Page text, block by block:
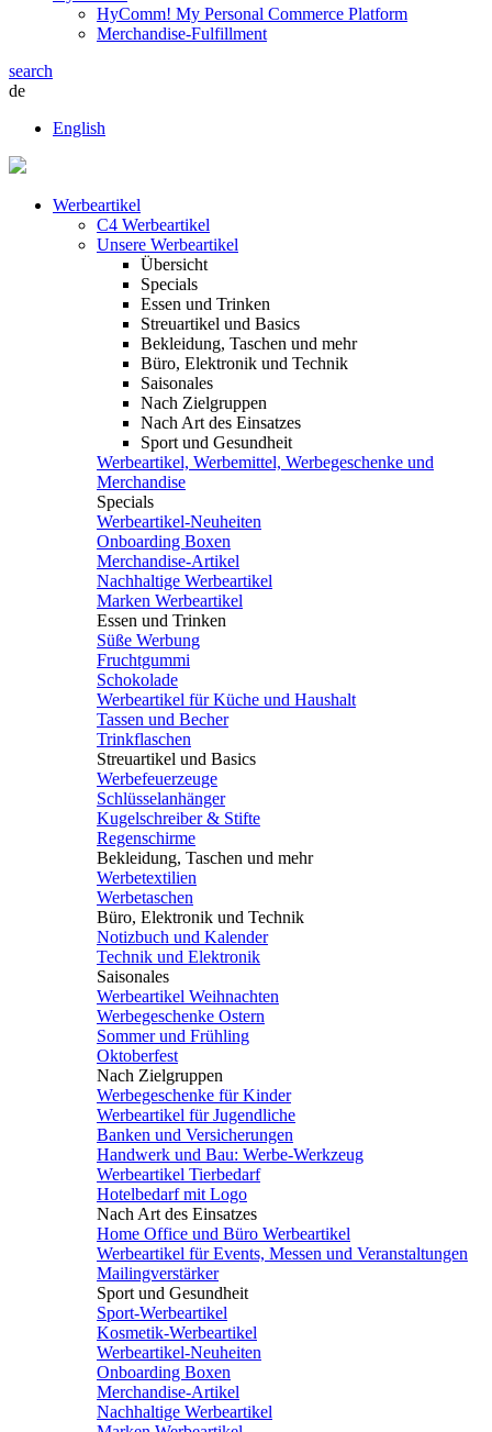
HyComm! My Personal Commerce Platform
Merchandise-Fulfillment
search
de
English
Werbeartikel
C4 Werbeartikel
Unsere Werbeartikel
Übersicht
Specials
Essen und Trinken
Streuartikel und Basics
Bekleidung, Taschen und mehr
Büro, Elektronik und Technik
Saisonales
Nach Zielgruppen
Nach Art des Einsatzes
Sport und Gesundheit
Werbeartikel, Werbemittel, Werbegeschenke und
Merchandise
Specials
Werbeartikel-Neuheiten
Onboarding Boxen
Merchandise-Artikel
Nachhaltige Werbeartikel
Marken Werbeartikel
Essen und Trinken
Süße Werbung
Fruchtgummi
Schokolade
Werbeartikel für Küche und Haushalt
Tassen und Becher
Trinkflaschen
Streuartikel und Basics
Werbefeuerzeuge
Schlüsselanhänger
Kugelschreiber & Stifte
Regenschirme
Bekleidung, Taschen und mehr
Werbetextilien
Werbetaschen
Büro, Elektronik und Technik
Notizbuch und Kalender
Technik und Elektronik
Saisonales
Werbeartikel Weihnachten
Werbegeschenke Ostern
Sommer und Frühling
Oktoberfest
Nach Zielgruppen
Werbegeschenke für Kinder
Werbeartikel für Jugendliche
Banken und Versicherungen
Handwerk und Bau: Werbe-Werkzeug
Werbeartikel Tierbedarf
Hotelbedarf mit Logo
Nach Art des Einsatzes
Home Office und Büro Werbeartikel
Werbeartikel für Events, Messen und Veranstaltungen
Mailingverstärker
Sport und Gesundheit
Sport-Werbeartikel
Kosmetik-Werbeartikel
Werbeartikel-Neuheiten
Onboarding Boxen
Merchandise-Artikel
Nachhaltige Werbeartikel